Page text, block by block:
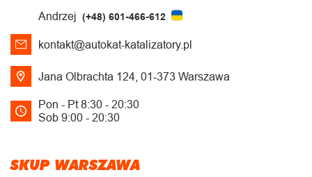
Andrzej (+48) 601-466-612
kontakt@autokat-katalizatory.pl
Jana Olbrachta 124, 01-373 Warszawa
Pon - Pt 8:30 - 20:30
Sob 9:00 - 20:30
SKUP WARSZAWA